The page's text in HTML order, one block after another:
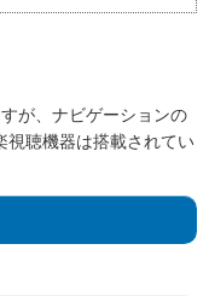
が、ナビゲーションの
視聴機器は搭載されてい